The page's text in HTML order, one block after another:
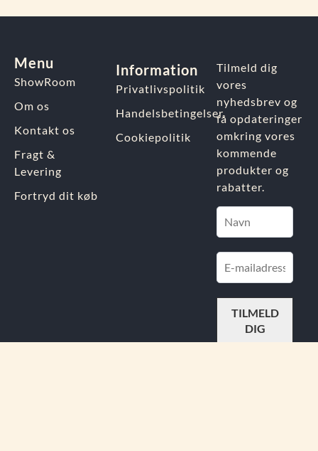
Menu
ShowRoom
Om os
Kontakt os
Fragt &
Levering
Fortryd dit køb
Information
Privatlivspolitik
Handelsbetingelser
Cookiepolitik
Tilmeld dig
vores
nyhedsbrev og
få opdateringer
omkring vores
kommende
produkter og
rabatter.